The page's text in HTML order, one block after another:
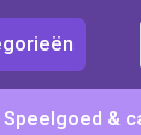
Speelgoed &